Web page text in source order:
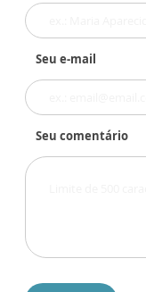
Seu e-mail
Seu comentário